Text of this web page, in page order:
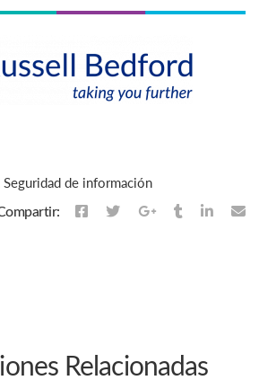
Seguridad de información
Relacionadas